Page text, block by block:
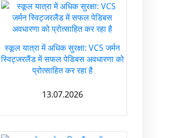
स्कूल यात्रा में अधिक सुरक्षा: VCS जर्मन
स्विट्जरलैंड में सफल पेडिबस अवधारणा को
प्रोत्साहित कर रहा है
13.07.2026